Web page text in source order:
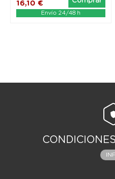
16,10 €
Envío 24/48 h